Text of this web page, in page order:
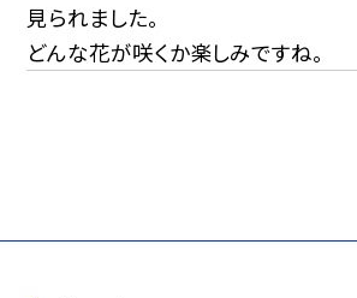
見られました。
どんな花が咲くか楽しみですね。